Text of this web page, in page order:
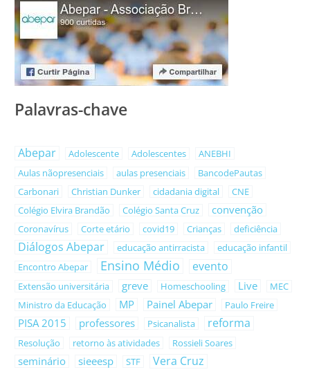
Palavras-chave
Abepar Adolescente Adolescentes
ANEBHI
Aulas nãopresenciais
aulas presenciais
BancodePautas
Carbonari
Christian Dunker cidadania digital
CNE
Colégio Elvira Brandão
Colégio Santa Cruz convenção
Coronavírus Corte etário covid19 Crianças deficiência
Diálogos Abepar educação antirracista
educação infantil
Encontro Abepar
Ensino Médio evento
Extensão universitária greve Homeschooling Live
MEC
Ministro da Educação
MP Painel Abepar Paulo Freire
PISA 2015 professores Psicanalista reforma
Resolução retorno às atividades Rossieli Soares
seminário sieeesp STF Vera Cruz